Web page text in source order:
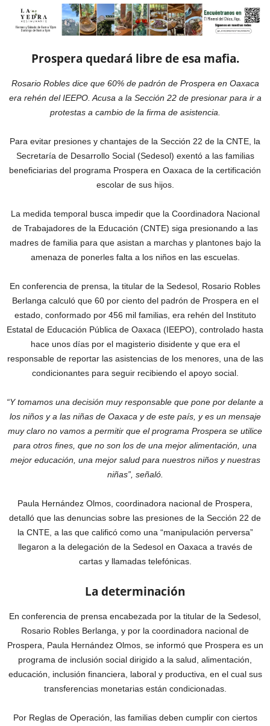
Prospera quedará libre de esa mafia.
Rosario Robles dice que 60% de padrón de Prospera en Oaxaca
era rehén del IEEPO. Acusa a la Sección 22 de presionar para ir a
protestas a cambio de la firma de asistencia.
Para evitar presiones y chantajes de la Sección 22 de la CNTE, la
Secretaría de Desarrollo Social (Sedesol) exentó a las familias
beneficiarias del programa Prospera en Oaxaca de la certificación
escolar de sus hijos.
La medida temporal busca impedir que la Coordinadora Nacional
de Trabajadores de la Educación (CNTE) siga presionando a las
madres de familia para que asistan a marchas y plantones bajo la
amenaza de ponerles falta a los niños en las escuelas.
En conferencia de prensa, la titular de la Sedesol, Rosario Robles
Berlanga calculó que 60 por ciento del padrón de Prospera en el
estado, conformado por 456 mil familias, era rehén del Instituto
Estatal de Educación Pública de Oaxaca (IEEPO), controlado hasta
hace unos días por el magisterio disidente y que era el
responsable de reportar las asistencias de los menores, una de las
condicionantes para seguir recibiendo el apoyo social.
“Y tomamos una decisión muy responsable que pone por delante a
los niños y a las niñas de Oaxaca y de este país, y es un mensaje
muy claro no vamos a permitir que el programa Prospera se utilice
para otros fines, que no son los de una mejor alimentación, una
mejor educación, una mejor salud para nuestros niños y nuestras
niñas”, señaló.
Paula Hernández Olmos, coordinadora nacional de Prospera,
detalló que las denuncias sobre las presiones de la Sección 22 de
la CNTE, a las que calificó como una “manipulación perversa”
llegaron a la delegación de la Sedesol en Oaxaca a través de
cartas y llamadas telefónicas.
La determinación
En conferencia de prensa encabezada por la titular de la Sedesol,
Rosario Robles Berlanga, y por la coordinadora nacional de
Prospera, Paula Hernández Olmos, se informó que Prospera es un
programa de inclusión social dirigido a la salud, alimentación,
educación, inclusión financiera, laboral y productiva, en el cual sus
transferencias monetarias están condicionadas.
Por Reglas de Operación, las familias deben cumplir con ciertos